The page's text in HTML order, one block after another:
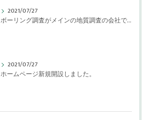
2021/07/27
ボーリング調査がメインの地質調査の会社です。
2021/07/27
ホームページ新規開設しました。